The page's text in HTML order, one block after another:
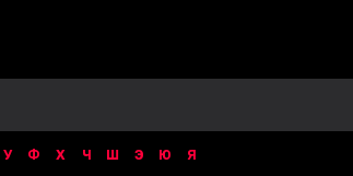
У Ф Х Ч Ш Э Ю
Я